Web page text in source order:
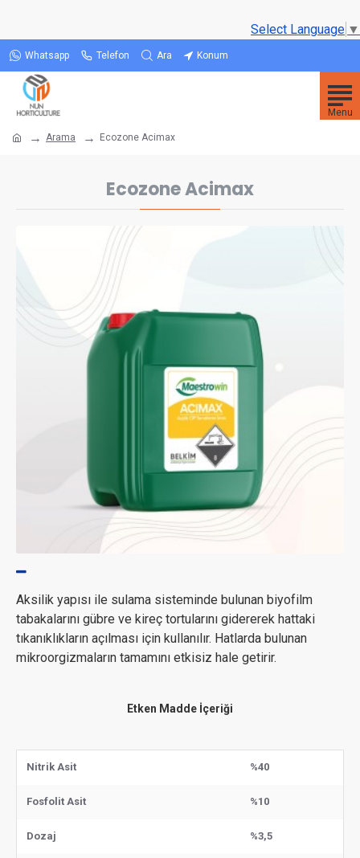
Select Language ▼
Whatsapp Telefon Ara Konum
Arama Ecozone Acimax
Ecozone Acimax
Aksilik yapısı ile sulama sisteminde bulunan biyofilm
tabakalarını gübre ve kireç tortularını gidererek hattaki
tıkanıklıkların açılması için kullanılır. Hatlarda bulunan
mikroorgizmaların tamamını etkisiz hale getirir.
Etken Madde İçeriği
Nitrik Asit %40
Fosfolit Asit %10
Dozaj %3,5